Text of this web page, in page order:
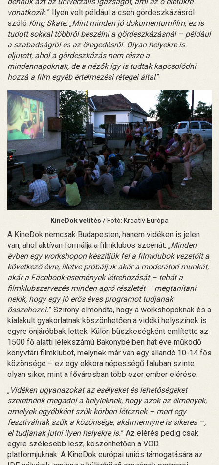
vonatkozik.” Ilyen volt például a cseh gördeszkázásról
szóló King Skate: „Mint minden jó dokumentumfilm, ez is
tudott sokkal többről beszélni a gördeszkázásnál – például
a szabadságról és az öregedésről. Olyan helyekre is
eljutott, ahol a gördeszkázás nem része a
mindennapoknak, de a nézők így is tudtak kapcsolódni
hozzá a film egyéb értelmezési rétegei által.”
KineDok vetítés / Fotó: Kreatív Európa
A KineDok nemcsak Budapesten, hanem vidéken is jelen
van, ahol aktívan formálja a filmklubos szcénát. „Minden
évben egy workshopon készítjük fel a filmklubok vezetőit a
következő évre, illetve próbáljuk akár a moderátori munkát,
akár a Facebook-események létrehozását – tehát a
filmklubszervezés minden apró részletét – megtanítani
nekik, hogy egy jó erős éves programot tudjanak
összehozni.” Szirony elmondta, hogy a workshopoknak és a
kialakult gyakorlatnak köszönhetően a vidéki helyszínek is
egyre önjáróbbak lettek. Külön büszkeségként említette az
1500 fő alatti lélekszámú Bakonybélben hat éve működő
könyvtári filmklubot, melynek már van egy állandó 10-14 fős
közönsége – ez egy ekkora népességű faluban szinte
olyan siker, mint a fővárosban több ezer ember elérése.
„Vidéken ugyanazokat az esélyeket és lehetőségeket
szeretnénk megadni a helyieknek, hogy azok az élmények,
amelyek egyébként szűk körben léteznek – mert egy
fesztiválnak szűk a közönsége, akármennyire is sikeres –,
el tudjanak jutni ilyen helyekre is.” Az elérés pedig csak
egyre szélesebb lesz, köszönhetően a VOD
platformjuknak. A KineDok európai uniós támogatására az